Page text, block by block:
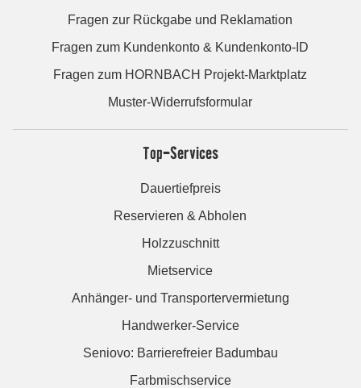
Fragen zur Rückgabe und Reklamation
Fragen zum Kundenkonto & Kundenkonto-ID
Fragen zum HORNBACH Projekt-Marktplatz
Muster-Widerrufsformular
Top-Services
Dauertiefpreis
Reservieren & Abholen
Holzzuschnitt
Mietservice
Anhänger- und Transportervermietung
Handwerker-Service
Seniovo: Barrierefreier Badumbau
Farbmischservice